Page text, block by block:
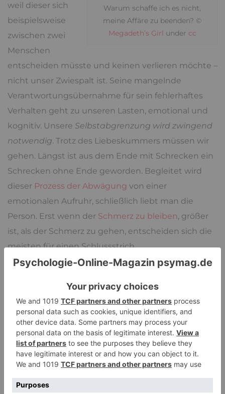
Warum schaffe ich es nicht,
meine Affäre zu beenden? ©
Megadeth’s Girl under cc
weil dieser sich
beispielsweise
zwischen zwei
Menschen
entscheiden müsste und keinen verlieren möchte –
nicht unser Zwiespalt ist. Seine mangelnde
Verantwortungsübernahme für sein fehlerhaftes
Verhalten geht zu unseren Lasten, emotional und
kognitiv. Unsere Selbstabgrenzung wird zwingend
notwendig. Trotz des Liebeskummers müssen wir
gehen. Längst ist aus dem Ende mit Schrecken ein
Schrecken ohne Ende geworden. Begleitet wird
dieser Prozess der Abwägung von einer
emotionalen Aufruhr, schließlich liebt man die
Person. Erst wenn der Schmerz zu bleiben, größer
ist, als der Schmerz zu gehen, entscheiden sich die
meisten für einen Schlussstrich.
Zweifeln, großer Trauer und unbestimmten
Ängsten auch einegewisse Ruhe. Zunächst
nehmen viele von uns diese nur unterschwellig
wahr, doch schenkt man ihr zunehmend
Beachtung, wird sie deutlicher spürbar. Diese Ruhe,
die wir wahrnehmen, ist das Resultat der
kognitiven Dissonanzbeseitigung. Die Ruhe ist